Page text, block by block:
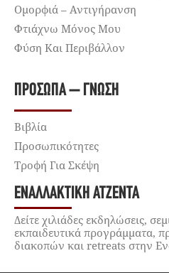
Ομορφιά – Αντιγήρανση
Φτιάχνω Μόνος Μου
Φύση Και Περιβάλλον
ΠΡΌΣΩΠΑ – ΓΝΏΣΗ
Βιβλία
Προσωπικότητες
Τροφή Για Σκέψη
ΕΝΑΛΛΑΚΤΙΚΉ ΑΤΖΈΝΤΑ
Δείτε χιλιάδες εκδηλώσεις,
εκπαιδευτικά προγράμματα,
διακοπών και retreats στην